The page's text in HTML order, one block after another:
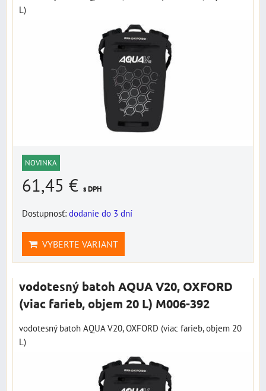
L)
NOVINKA
61,45 € s DPH
Dostupnosť: dodanie do 3 dní
VYBERTE VARIANT
vodotesný batoh AQUA V20, OXFORD
(viac farieb, objem 20 L) M006-392
vodotesný batoh AQUA V20, OXFORD (viac farieb, objem 20
L)